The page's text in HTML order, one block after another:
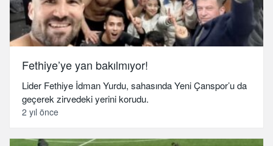
Fethiye’ye yan bakılmıyor!
Lider Fethiye İdman Yurdu, sahasında Yeni Çanspor’u da
geçerek zirvedeki yerini korudu.
2 yıl önce